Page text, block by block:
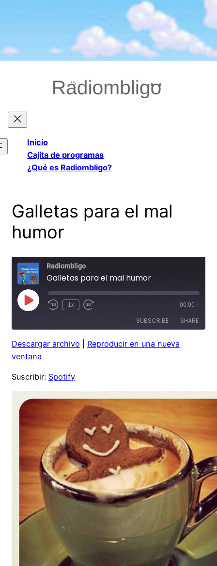
Inicio
Cajita de programas
¿Qué es Radiombligo?
Galletas para el mal
humor
Radiombligo
Galletas para el mal humor
Play
Episode Rewind
1x
Fast
seconds
00:00 /
SUBSCRIBE SHARE
Spotify
SHARE
EMBED
Descargar archivo
Reproducir en una nueva
ventana
Suscribir: Spotify